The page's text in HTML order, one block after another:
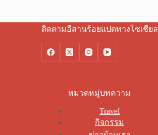
ติดตามอีสานร้อยแปดทางโซเชียล
หมวดหมู่บทความ
Travel
กิจกรรม